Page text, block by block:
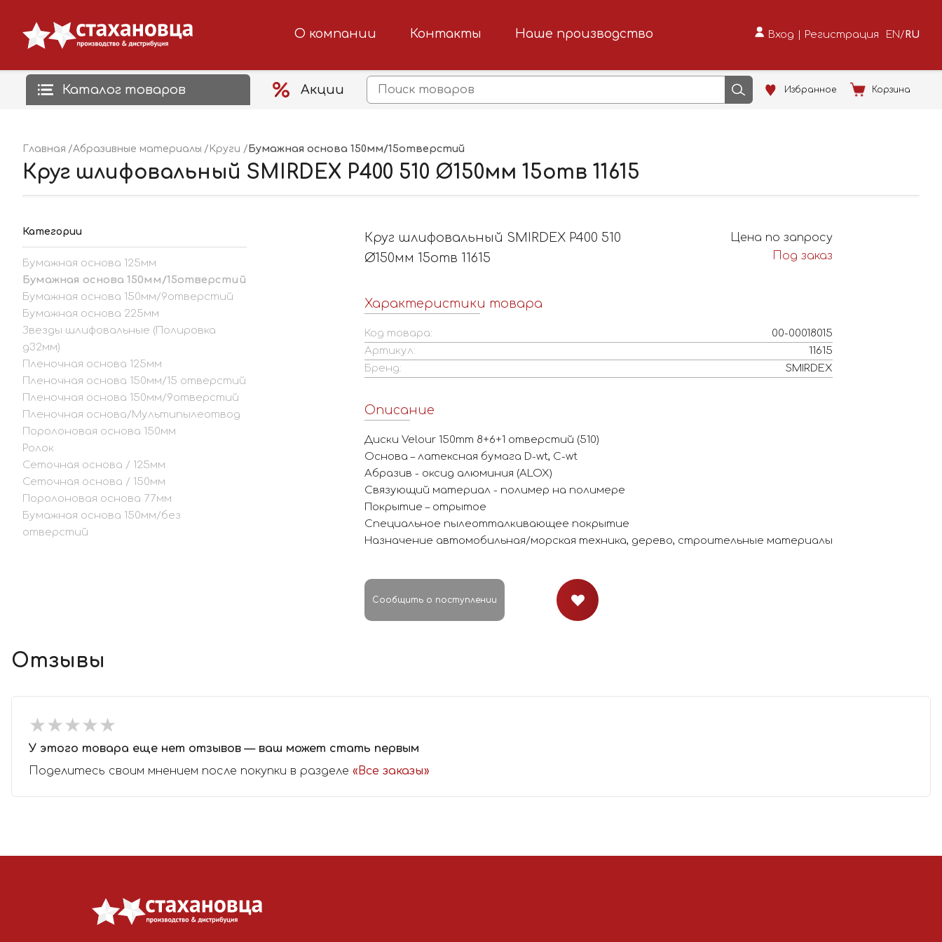
О компании Контакты Наше производство Вход | Регистрация EN /RU
Каталог товаров Акции Избранное Корзина
Главная Абразивные материалы Круги Бумажная основа 150мм/15отверстий
Круг шлифовальный SMIRDEX P400 510 Ø150мм 15отв 11615
Категории
Бумажная основа 125мм
Бумажная основа 150мм/15отверстий
Бумажная основа 150мм/9отверстий
Бумажная основа 225мм
Звезды шлифовальные (Полировка
д32мм)
Пленочная основа 125мм
Пленочная основа 150мм/15 отверстий
Пленочная основа 150мм/9отверстий
Пленочная основа/Мультипылеотвод
Поролоновая основа 150мм
Ролок
Сеточная основа / 125мм
Сеточная основа / 150мм
Поролоновая основа 77мм
Бумажная основа 150мм/без
отверстий
Круг шлифовальный SMIRDEX P400 510
Ø150мм 15отв 11615
Характеристики товара
Код товара:
00-00018015
Артикул:
11615
Бренд:
SMIRDEX
Описание
Диски Velour 150mm 8+6+1 отверстий (510)
Основа – латексная бумага D-wt, C-wt
Абразив - оксид алюминия (ALOX)
Связующий материал - полимер на полимере
Покрытие – отрытое
Специальное пылеотталкивающее покрытие
Назначение автомобильная/морская техника, дерево, строительные материалы
Цена по запросу
Под заказ
Сообщить о поступлении
Отзывы
★★★★★
★★★★★
У этого товара еще нет отзывов — ваш может стать первым
Поделитесь своим мнением после покупки в разделе «Все заказы»